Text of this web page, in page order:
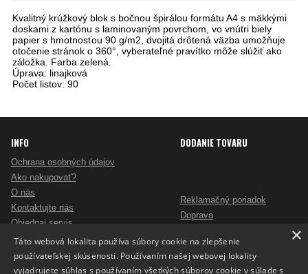
Kvalitný krúžkový blok s bočnou špirálou formátu A4 s mäkkými
doskami z kartónu s laminovaným povrchom, vo vnútri biely
papier s hmotnosťou 90 g/m2, dvojitá drôtená väzba umožňuje
otočenie stránok o 360°, vyberateľné pravítko môže slúžiť ako
záložka. Farba zelená.
Úprava: linajková
Počet listov: 90
INFO DODANIE TOVARU
Ochrana osobných údajov
Ako nakupovať?
O nás
Kontaktujte nás
Objednaj servis
Pošlite mi ponuku
Ako vybrať skartovač?
Nezáväzný dopyt na reklamné predmety
Reklamačný poriadok
Doprava
Alternatívne riešenie sporov
Odstúpenie od zmluvy
×
Táto webová lokalita používa súbory cookie na zlepšenie
používateľskej skúsenosti. Používaním našej webovej lokality
vyjadrujete súhlas s používaním všetkých súborov cookie v súlade s